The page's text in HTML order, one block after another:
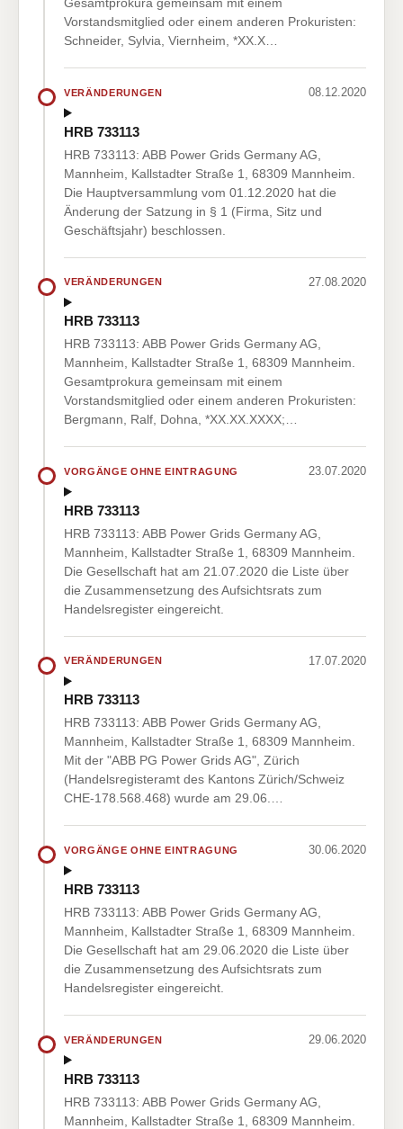
Gesamtprokura gemeinsam mit einem
Vorstandsmitglied oder einem anderen Prokuristen:
Schneider, Sylvia, Viernheim, *XX.X…
VERÄNDERUNGEN 08.12.2020
HRB 733113
HRB 733113: ABB Power Grids Germany AG,
Mannheim, Kallstadter Straße 1, 68309 Mannheim.
Die Hauptversammlung vom 01.12.2020 hat die
Änderung der Satzung in § 1 (Firma, Sitz und
Geschäftsjahr) beschlossen.
VERÄNDERUNGEN 27.08.2020
HRB 733113
HRB 733113: ABB Power Grids Germany AG,
Mannheim, Kallstadter Straße 1, 68309 Mannheim.
Gesamtprokura gemeinsam mit einem
Vorstandsmitglied oder einem anderen Prokuristen:
Bergmann, Ralf, Dohna, *XX.XX.XXXX;…
VORGÄNGE OHNE EINTRAGUNG 23.07.2020
HRB 733113
HRB 733113: ABB Power Grids Germany AG,
Mannheim, Kallstadter Straße 1, 68309 Mannheim.
Die Gesellschaft hat am 21.07.2020 die Liste über
die Zusammensetzung des Aufsichtsrats zum
Handelsregister eingereicht.
VERÄNDERUNGEN 17.07.2020
HRB 733113
HRB 733113: ABB Power Grids Germany AG,
Mannheim, Kallstadter Straße 1, 68309 Mannheim.
Mit der "ABB PG Power Grids AG", Zürich
(Handelsregisteramt des Kantons Zürich/Schweiz
CHE-178.568.468) wurde am 29.06.…
VORGÄNGE OHNE EINTRAGUNG 30.06.2020
HRB 733113
HRB 733113: ABB Power Grids Germany AG,
Mannheim, Kallstadter Straße 1, 68309 Mannheim.
Die Gesellschaft hat am 29.06.2020 die Liste über
die Zusammensetzung des Aufsichtsrats zum
Handelsregister eingereicht.
VERÄNDERUNGEN 29.06.2020
HRB 733113
HRB 733113: ABB Power Grids Germany AG,
Mannheim, Kallstadter Straße 1, 68309 Mannheim.